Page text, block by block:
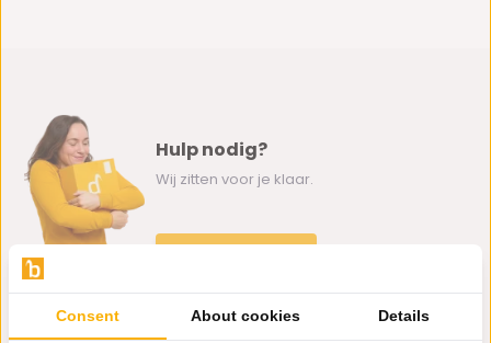
Hulp nodig?
Wij zitten voor je klaar.
klantenservice@bazaaronline.nl
Consent About cookies Details